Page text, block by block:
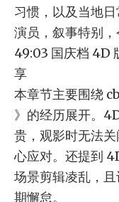
习惯，以及当地
演员，叙事特别，
49:03 国庆档 4D
享
本章节主要围绕
》的经历展开。
贵，观影时无法
心应对。还提到
场景剪辑凌乱，
期懈怠。